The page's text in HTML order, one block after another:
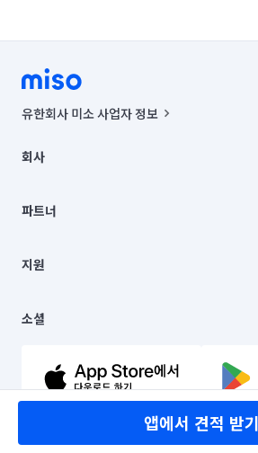
앱에서 견적 받기
유한회사 미소 사업자 정보
00019 |
주소 | 본사: 서울특별시 종로구 율곡로 6(중학
컨택센터 : 서울특별시 종로구 수송동 율곡로 24,
상품, 상품정보, 거래에 관한 의무와 책임은 거래
언론 보도 관련 문의:
© 유한회사 미소. Miso, Inc. All Rights
회사
채용
파트너
이사
지원
이용약관
문의하기
소셜
유튜브